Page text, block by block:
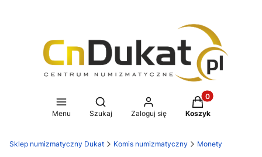
Menu
Otwórz wyszukiwarkę
Szukaj Zaloguj się
Produkty w
Koszyk
Sklep numizmatyczny Dukat Komis numizmatyczny Monety